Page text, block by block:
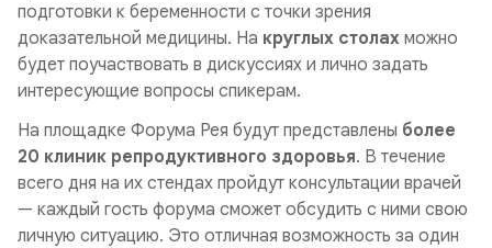
подготовки к беременности с точки зрения
доказательной медицины. На круглых столах можно
будет поучаствовать в дискуссиях и лично задать
интересующие вопросы спикерам.
На площадке Форума Рея будут представлены более
20 клиник репродуктивного здоровья. В течение
всего дня на их стендах пройдут консультации врачей
— каждый гость форума сможет обсудить с ними свою
личную ситуацию. Это отличная возможность за один